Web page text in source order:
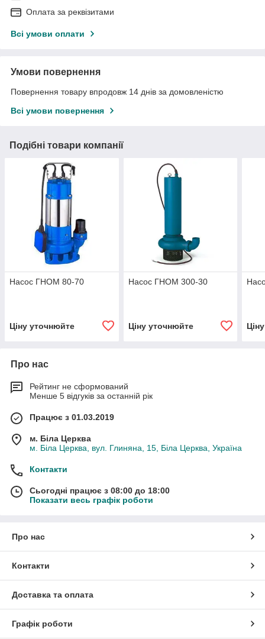
Оплата за реквізитами
Всі умови оплати
Умови повернення
Повернення товару впродовж 14 днів за домовленістю
Всі умови повернення
Подібні товари компанії
Насос ГНОМ 80-70
Ціну уточнюйте
Насос ГНОМ 300-30
Ціну уточнюйте
Про нас
Рейтинг не сформований
Менше 5 відгуків за останній рік
Працює з 01.03.2019
м. Біла Церква
м. Біла Церква, вул. Глиняна, 15, Біла Церква, Україна
Контакти
Сьогодні працює з 08:00 до 18:00
Показати весь графік роботи
Про нас
Контакти
Доставка та оплата
Графік роботи